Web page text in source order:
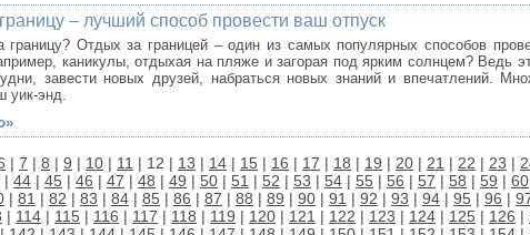
– лучший способ провести ваш отпуск
границу? Отдых за границей – один из самых популярных способов
каникулы, отдыхая на пляже и загорая под ярким солнцем? Ведь
завести новых друзей, набраться новых знаний и впечатлений.
уик-энд.
| 7 | 8 | 9 | 10 | 11 | 12 | 13 | 14 | 15 | 16 | 17 | 18 | 19 | 20 | 21 | 22 | 23 |
| 44 | 45 | 46 | 47 | 48 | 49 | 50 | 51 | 52 | 53 | 54 | 55 | 56 | 57 | 58 | 59 | 60
| 81 | 82 | 83 | 84 | 85 | 86 | 87 | 88 | 89 | 90 | 91 | 92 | 93 | 94 | 95 | 96 |
| 114 | 115 | 116 | 117 | 118 | 119 | 120 | 121 | 122 | 123 | 124 | 125 | 126 |